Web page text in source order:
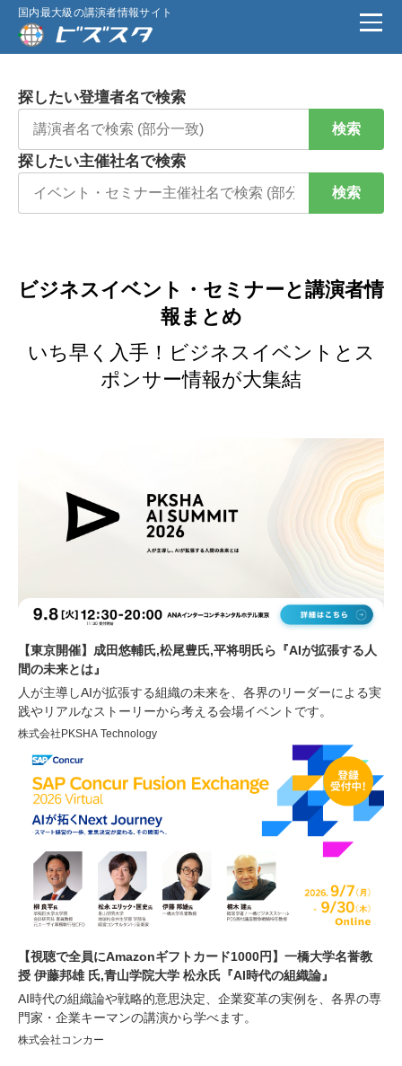
国内最大級の講演者情報サイト
探したい登壇者名で検索
検索
探したい主催社名で検索
検索
ビジネスイベント・セミナーと講演者情
報まとめ
いち早く入手！ビジネスイベントとス
ポンサー情報が大集結
【東京開催】成田悠輔氏,松尾豊氏,平将明氏ら『AIが拡張する人
間の未来とは』
人が主導しAIが拡張する組織の未来を、各界のリーダーによる実
践やリアルなストーリーから考える会場イベントです。
株式会社PKSHA Technology
【視聴で全員にAmazonギフトカード1000円】一橋大学名誉教
授 伊藤邦雄 氏,青山学院大学 松永氏『AI時代の組織論』
AI時代の組織論や戦略的意思決定、企業変革の実例を、各界の専
門家・企業キーマンの講演から学べます。
株式会社コンカー